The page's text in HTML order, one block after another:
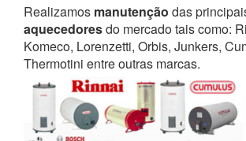
Realizamos manutenção das
aquecedoresdo mercado tais como:
Komeco, Lorenzetti, Orbis, Junkers,
Thermotini entre outras marcas.